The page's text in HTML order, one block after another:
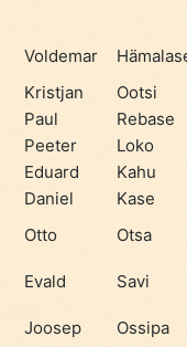
Voldemar
Kristjan
Ootsi
Paul
Rebase
Peeter
Loko
Eduard
Kahu
Daniel
Kase
Otto Otsa
Evald Savi
Joosep
Ossipa